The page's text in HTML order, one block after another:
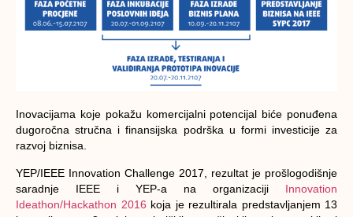
Inovacijama koje pokažu komercijalni potencijal biće ponuđena
dugoročna stručna i finansijska podrška u formi investicije za
razvoj biznisa.
YEP/IEEE Innovation Challenge 2017, rezultat je prošlogodišnje
saradnje IEEE i YEP-a na organizaciji Innovation
Ideathon/Hackathon 2016 koja je rezultirala predstavljanjem 13